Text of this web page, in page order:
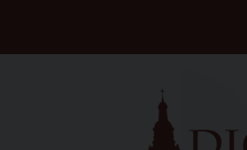
content